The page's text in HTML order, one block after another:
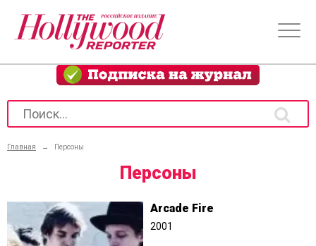
Главная → Персоны
Персоны
Arcade Fire
2001